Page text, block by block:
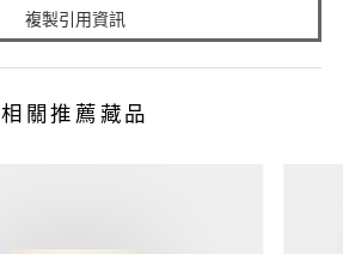
複製引用資訊
相關推薦藏品